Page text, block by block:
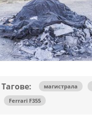
Тагове: магистрала
Ferrari F355